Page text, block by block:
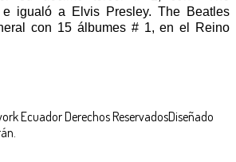
e igualó a Elvis Presley. The Beatles
con 15 álbumes # 1, en el Reino
Ecuador Derechos ReservadosDiseñado